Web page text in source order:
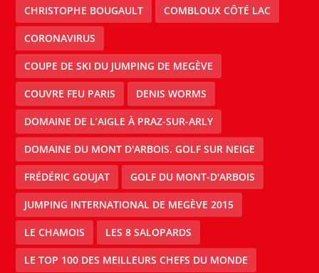
CHRISTOPHE BOUGAULT COMBLOUX CÔTÉ LAC
CORONAVIRUS
COUPE DE SKI DU JUMPING DE MEGÈVE
COUVRE FEU PARIS DENIS WORMS
DOMAINE DE L’AIGLE À PRAZ-SUR-ARLY
DOMAINE DU MONT D'ARBOIS. GOLF SUR NEIGE
FRÉDÉRIC GOUJAT GOLF DU MONT-D'ARBOIS
JUMPING INTERNATIONAL DE MEGÈVE 2015
LE CHAMOIS LES 8 SALOPARDS
LE TOP 100 DES MEILLEURS CHEFS DU MONDE